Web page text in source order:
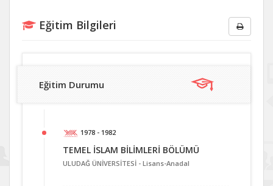
Eğitim Bilgileri
Eğitim Durumu
1978 - 1982
TEMEL İSLAM BİLİMLERİ BÖLÜMÜ
ULUDAĞ ÜNİVERSİTESİ - Lisans-Anadal